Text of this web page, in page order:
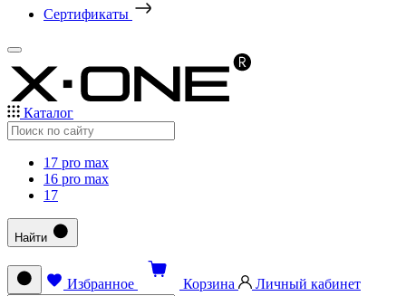
Сертификаты
Каталог
17 pro max
16 pro max
17
Найти
Избранное Корзина Личный кабинет